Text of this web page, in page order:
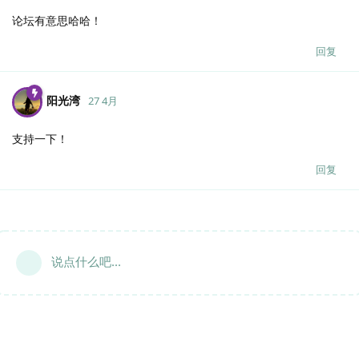
论坛有意思哈哈！
回复
阳光湾 27 4月
支持一下！
回复
说点什么吧...